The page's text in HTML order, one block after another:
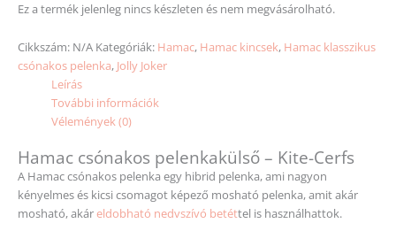
Ez a termék jelenleg nincs készleten és nem megvásárolható.
Cikkszám: N/A Kategóriák: Hamac, Hamac kincsek, Hamac klasszikus
csónakos pelenka, Jolly Joker
Leírás
További információk
Vélemények (0)
Hamac csónakos pelenkakülső – Kite-Cerfs
A Hamac csónakos pelenka egy hibrid pelenka, ami nagyon
kényelmes és kicsi csomagot képező mosható pelenka, amit akár
mosható, akáreldobható nedvszívó betéttel is használhattok.